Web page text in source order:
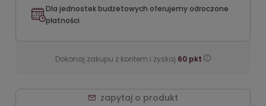
Dla jednostek budżetowych oferujemy odroczone
płatności
Dokonaj zakupu z kontem i zyskaj 60 pkt
zapytaj o produkt